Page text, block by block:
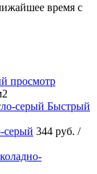
время с
просмотр
Быстрый
серый 344 руб. /